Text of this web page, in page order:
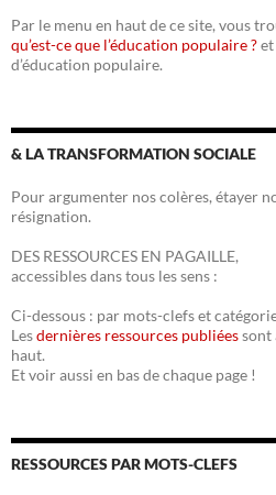
Par le menu en haut de ce site, vous
qu’est-ce que l’éducation populaire ?et
d’éducation populaire.
& LA TRANSFORMATION SOCIALE
Pour argumenter nos colères, étayer
résignation.
DES RESSOURCES EN PAGAILLE,
accessibles dans tous les sens :
Ci-dessous : par mots-clefs et
Lesdernières ressources publiéessont
haut.
Et voir aussi en bas de chaque page !
RESSOURCES PAR MOTS-CLEFS